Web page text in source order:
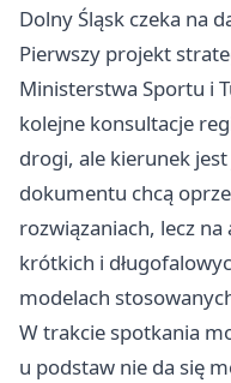
Dolny Śląsk czeka na
Pierwszy projekt
Ministerstwa Sportu i
kolejne konsultacje
drogi, ale kierunek
dokumentu chcą
rozwiązaniach, lecz
krótkich i
modelach
W trakcie spotkania
u podstaw nie da się